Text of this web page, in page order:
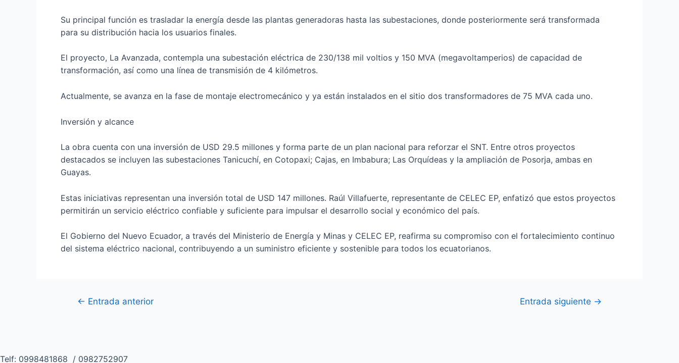
Su principal función es trasladar la energía desde las plantas generadoras hasta las subestaciones, donde posteriormente será transformada
para su distribución hacia los usuarios finales.
El proyecto, La Avanzada, contempla una subestación eléctrica de 230/138 mil voltios y 150 MVA (megavoltamperios) de capacidad de
transformación, así como una línea de transmisión de 4 kilómetros.
Actualmente, se avanza en la fase de montaje electromecánico y ya están instalados en el sitio dos transformadores de 75 MVA cada uno.
Inversión y alcance
La obra cuenta con una inversión de USD 29.5 millones y forma parte de un plan nacional para reforzar el SNT. Entre otros proyectos
destacados se incluyen las subestaciones Tanicuchí, en Cotopaxi; Cajas, en Imbabura; Las Orquídeas y la ampliación de Posorja, ambas en
Guayas.
Estas iniciativas representan una inversión total de USD 147 millones. Raúl Villafuerte, representante de CELEC EP, enfatizó que estos proyectos
permitirán un servicio eléctrico confiable y suficiente para impulsar el desarrollo social y económico del país.
El Gobierno del Nuevo Ecuador, a través del Ministerio de Energía y Minas y CELEC EP, reafirma su compromiso con el fortalecimiento continuo
del sistema eléctrico nacional, contribuyendo a un suministro eficiente y sostenible para todos los ecuatorianos.
← Entrada anterior Entrada siguiente →
Telf: 0998481868 / 0982752907